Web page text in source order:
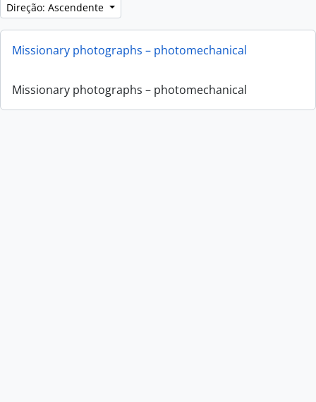
Direção: Ascendente
Missionary photographs – photomechanical
Missionary photographs – photomechanical